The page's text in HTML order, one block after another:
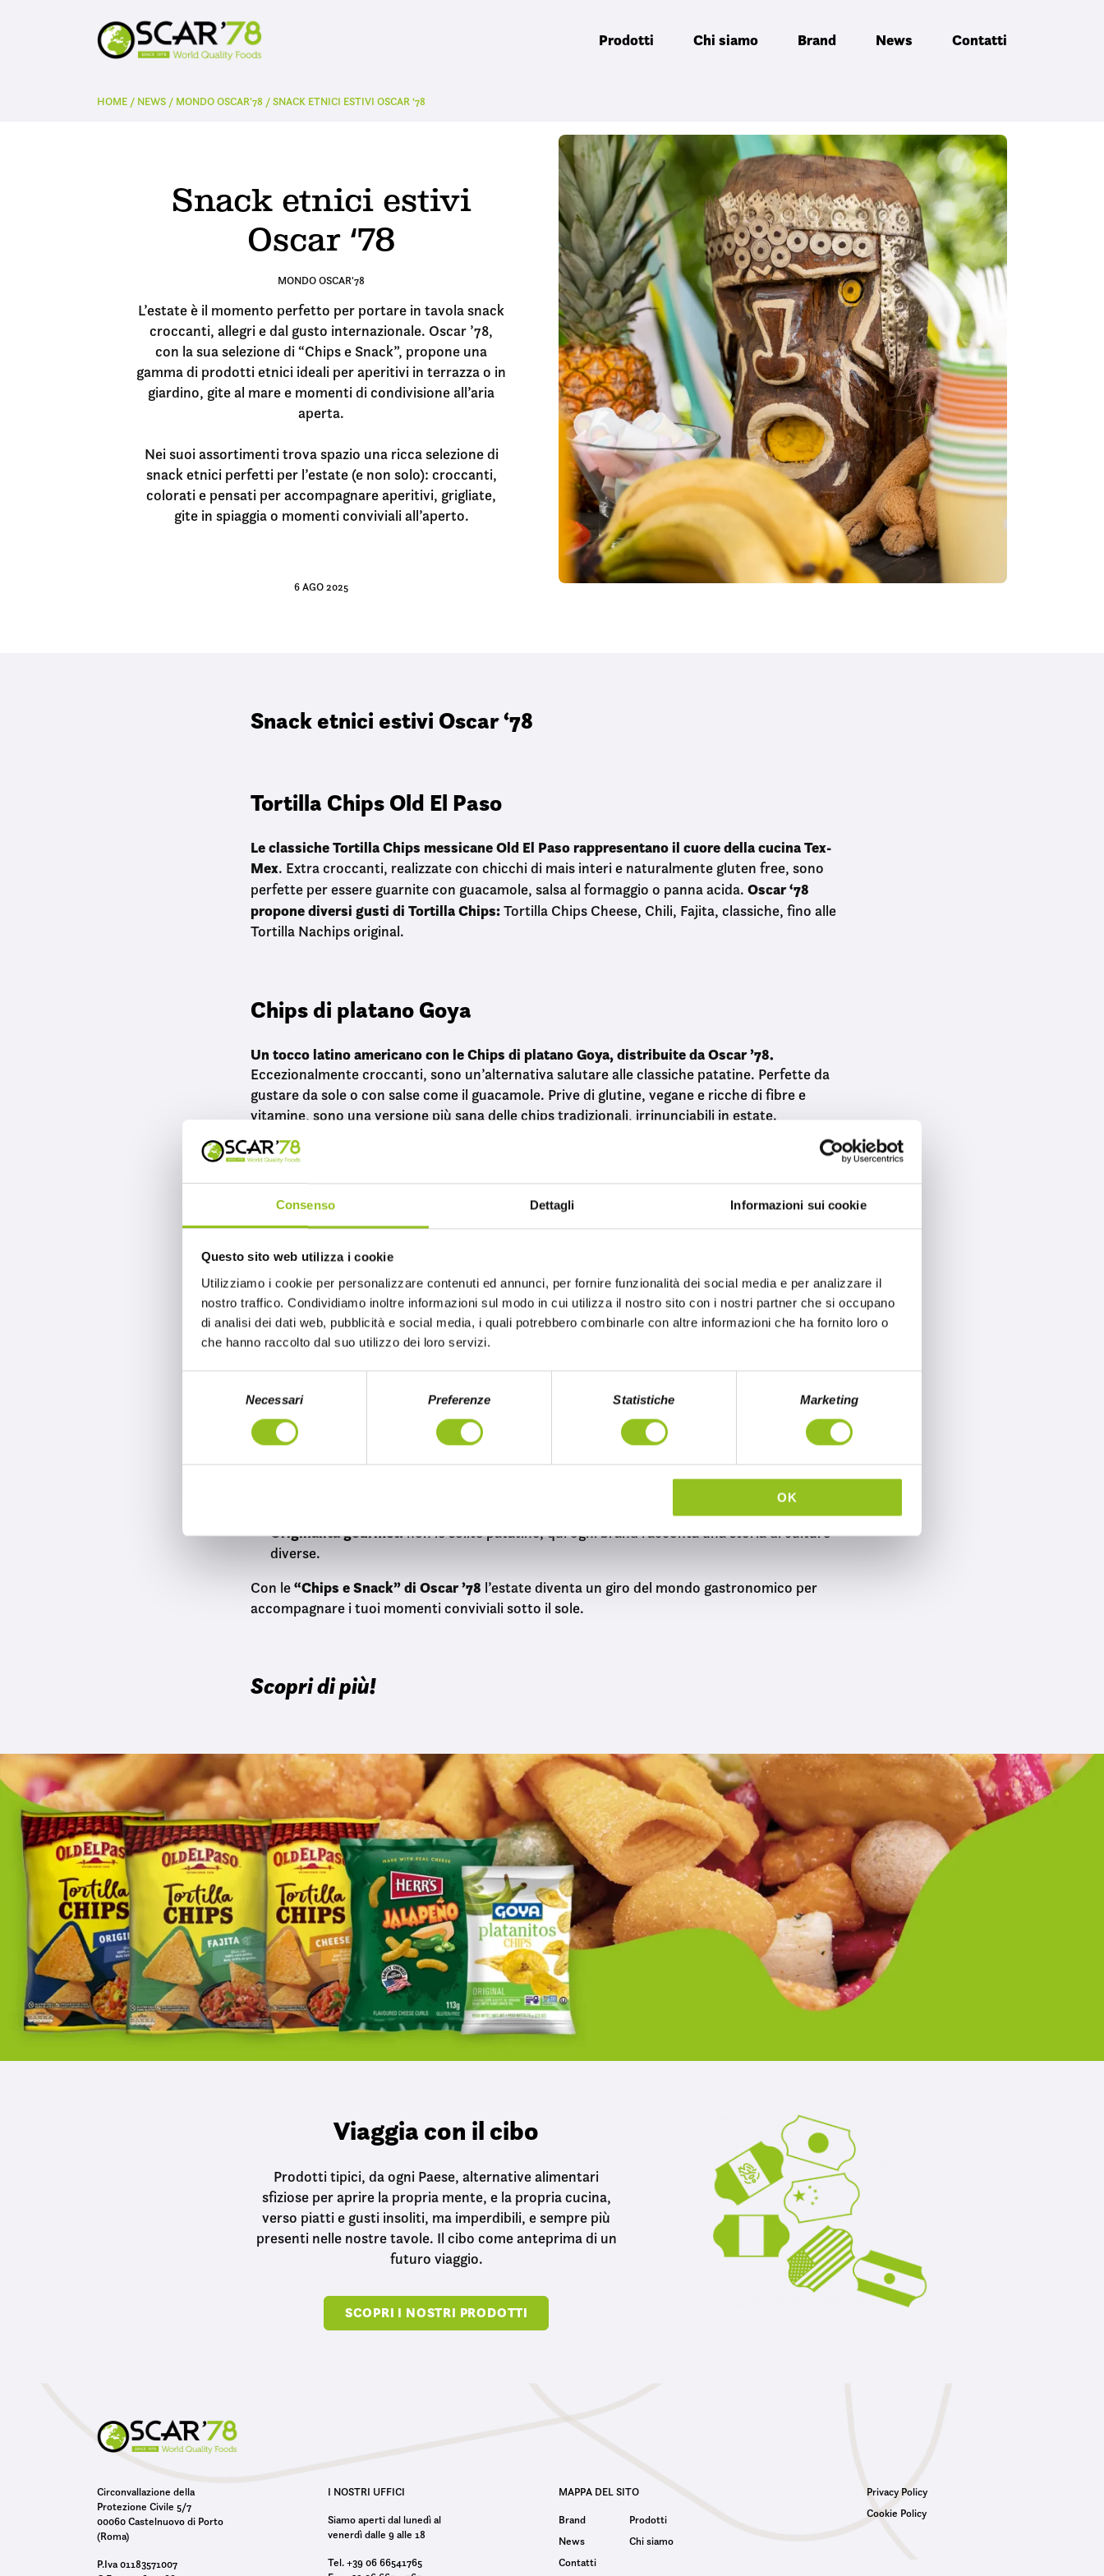
Consenso Dettagli Informazioni sui cookie
Questo sito web utilizza i cookie
Utilizziamo i cookie per personalizzare contenuti ed annunci, per fornire funzionalità dei social media e per analizzare il
nostro traffico. Condividiamo inoltre informazioni sul modo in cui utilizza il nostro sito con i nostri partner che si occupano
di analisi dei dati web, pubblicità e social media, i quali potrebbero combinarle con altre informazioni che ha fornito loro o
che hanno raccolto dal suo utilizzo dei loro servizi.
e
o
Necessari Preferenze Statistiche Marketing
OK
Prodotti Chi siamo Brand News Contatti
HOME / NEWS / MONDO OSCAR'78 /SNACK ETNICI ESTIVI OSCAR ‘78
Snack etnici estivi
Oscar ‘78
MONDO OSCAR'78
L’estate è il momento perfetto per portare in tavola snack
croccanti, allegri e dal gusto internazionale. Oscar ’78,
con la sua selezione di “Chips e Snack”, propone una
gamma di prodotti etnici ideali per aperitivi in terrazza o in
giardino, gite al mare e momenti di condivisione all’aria
aperta.
Nei suoi assortimenti trova spazio una ricca selezione di
snack etnici perfetti per l’estate (e non solo): croccanti,
colorati e pensati per accompagnare aperitivi, grigliate,
gite in spiaggia o momenti conviviali all’aperto.
6 AGO 2025
Snack etnici estivi Oscar ‘78
Tortilla Chips Old El Paso
Le classiche Tortilla Chips messicane Old El Paso rappresentano il cuore della cucina Tex-
Mex. Extra croccanti, realizzate con chicchi di mais interi e naturalmente gluten free, sono
perfette per essere guarnite con guacamole, salsa al formaggio o panna acida.Oscar ‘78
propone diversi gusti di Tortilla Chips:Tortilla Chips Cheese, Chili, Fajita, classiche, fino alle
Tortilla Nachips original.
Chips di platano Goya
Un tocco latino americano con le Chips di platano Goya, distribuite da Oscar ’78.
Eccezionalmente croccanti, sono un’alternativa salutare alle classiche patatine. Perfette da
gustare da sole o con salse come il guacamole. Prive di glutine, vegane e ricche di fibre e
vitamine, sono una versione più sana delle chips tradizionali, irrinunciabili in estate.
Patatine Herr’s
sono un classico americano dello snack salato, famosissime per la loro croccantezza e qualità
artigianale, sono realizzate con patate selezionate e cotte in piccoli lotti per garantire un gusto
sempre autentico. La gamma distribuita da Oscar ‘78 è ampia e originale: si spazia dai sapori
tradizionali a quelli più audaci, come i gusti Blue Cheese, Jalapeno, Carolina Reaper Cheese.
Snack etnici per aperitivi Oscar ‘78
Questisnack etnici distribuiti da Oscar ‘78
Originalità gourmet:non le solite patatine, qui ogni brand racconta una storia di culture
diverse.
Con le“Chips e Snack” di Oscar ’78 l’estate diventa un giro del mondo gastronomico per
accompagnare i tuoi momenti conviviali sotto il sole.
Scopri di più!
Viaggia con il cibo
Prodotti tipici, da ogni Paese, alternative alimentari
sfiziose per aprire la propria mente, e la propria cucina,
verso piatti e gusti insoliti, ma imperdibili, e sempre più
presenti nelle nostre tavole. Il cibo come anteprima di un
futuro viaggio.
SCOPRI I NOSTRI PRODOTTI
Circonvallazione della
Protezione Civile 5/7
00060 Castelnuovo di Porto
(Roma)
P.Iva 01183571007
I NOSTRI UFFICI
Siamo aperti dal lunedì al
venerdì dalle 9 alle 18
Tel. +39 06 66541765
MAPPA DEL SITO
Brand
Prodotti
News
Chi siamo
Contatti
Privacy Policy
Cookie Policy